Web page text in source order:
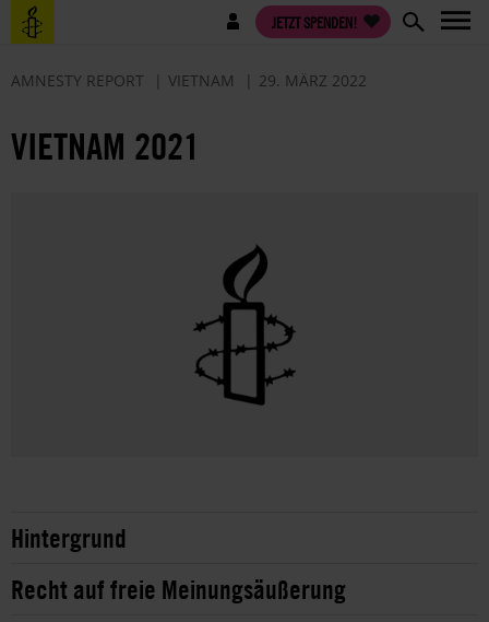
Direkt
zum
Benutzermenü JETZT SPENDEN!
AMNESTY REPORT VIETNAM 29. MÄRZ 2022
VIETNAM 2021
Hintergrund
Recht auf freie Meinungsäußerung